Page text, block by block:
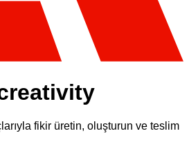
fikir üretin, oluşturun ve teslim